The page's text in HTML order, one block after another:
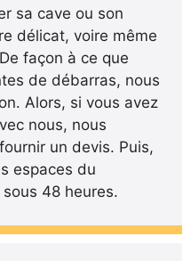
sa cave ou son
délicat, voire même
façon à ce que
de débarras, nous
Alors, si vous avez
nous, nous
un devis. Puis,
espaces du
48 heures.